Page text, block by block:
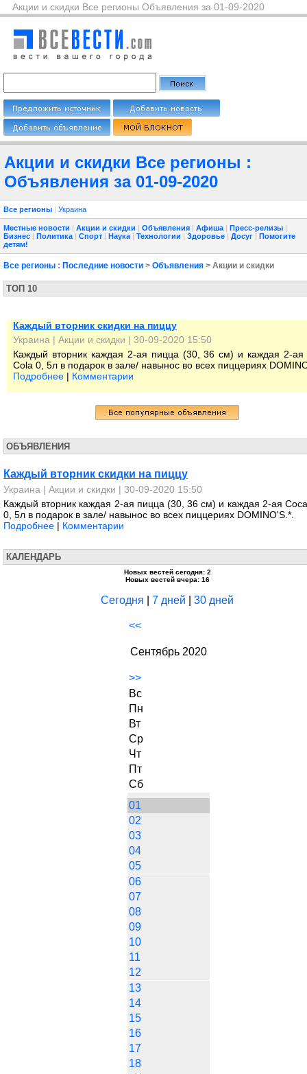
Акции и скидки Все регионы Объявления за 01-09-2020
Акции и скидки Все регионы :
Объявления за 01-09-2020
Все регионы | Украина
Местные новости | Акции и скидки | Объявления | Афиша | Пресс-релизы |
Бизнес | Политика | Спорт | Наука | Технологии | Здоровье | Досуг | Помогите
детям!
Все регионы : Последние новости > Объявления > Акции и скидки
ТОП 10
Каждый вторник скидки на пиццу
Украина | Акции и скидки | 30-09-2020 15:50
Каждый вторник каждая 2-ая пицца (30, 36 см) и каждая 2-
Сola 0, 5л в подарок в зале/ навынос во всех пиццериях
Подробнее | Комментарии
ОБЪЯВЛЕНИЯ
Каждый вторник скидки на пиццу
Украина | Акции и скидки | 30-09-2020 15:50
Каждый вторник каждая 2-ая пицца (30, 36 см) и каждая 2-ая
0, 5л в подарок в зале/ навынос во всех пиццериях DOMINO'S.*.
Подробнее | Комментарии
КАЛЕНДАРЬ
Новых вестей сегодня: 2
Новых вестей вчера: 16
Сегодня 7 дней 30 дней
<<
Сентябрь 2020
>>
Вс
Пн
Вт
Ср
Чт
Пт
Сб
01
02
03
04
05
06
07
08
09
10
11
12
13
14
15
16
17
18